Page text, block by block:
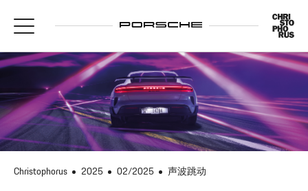
Christophorus 2025 02/2025 声波跳动